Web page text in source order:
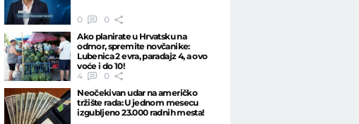
0
0
Ako planirate u Hrvatsku na
odmor, spremite novčanike:
Lubenica 2 evra, paradajz 4, a ovo
voće i do 10!
4
0
Neočekivan udar na američko
tržište rada: U jednom mesecu
izgubljeno 23.000 radnih mesta!